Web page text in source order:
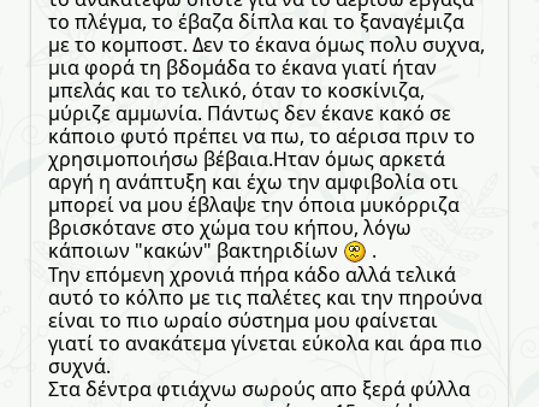
το πλέγμα, το έβαζα δίπλα και το ξαναγέμιζα
με το κομποστ. Δεν το έκανα όμως πολυ συχνα,
μια φορά τη βδομάδα το έκανα γιατί ήταν
μπελάς και το τελικό, όταν το κοσκίνιζα,
μύριζε αμμωνία. Πάντως δεν έκανε κακό σε
κάποιο φυτό πρέπει να πω, το αέρισα πριν το
χρησιμοποιήσω βέβαια.Ηταν όμως αρκετά
αργή η ανάπτυξη και έχω την αμφιβολία οτι
μπορεί να μου έβλαψε την όποια μυκόρριζα
βρισκότανε στο χώμα του κήπου, λόγω
κάποιων "κακών" βακτηριδίων
.
Την επόμενη χρονιά πήρα κάδο αλλά τελικά
αυτό το κόλπο με τις παλέτες και την πηρούνα
είναι το πιο ωραίο σύστημα μου φαίνεται
γιατί το ανακάτεμα γίνεται εύκολα και άρα πιο
συχνά.
Στα δέντρα φτιάχνω σωρούς απο ξερά φύλλα